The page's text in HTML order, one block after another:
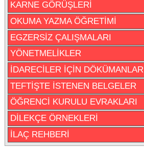
KARNE GÖRÜŞLERİ
OKUMA YAZMA ÖĞRETİMİ
EGZERSİZ ÇALIŞMALARI
YÖNETMELİKLER
İDARECİLER İÇİN DÖKÜMANLAR
TEFTİŞTE İSTENEN BELGELER
ÖĞRENCİ KURULU EVRAKLARI
DİLEKÇE ÖRNEKLERİ
İLAÇ REHBERİ